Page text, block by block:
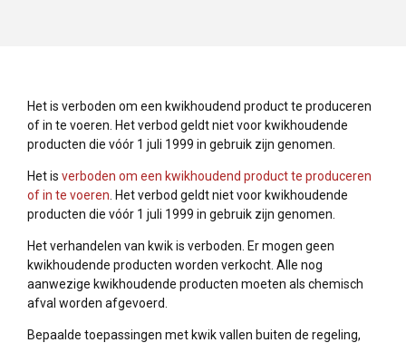
Het is verboden om een kwikhoudend product te produceren
of in te voeren. Het verbod geldt niet voor kwikhoudende
producten die vóór 1 juli 1999 in gebruik zijn genomen.
Het is verboden om een kwikhoudend product te produceren
of in te voeren . Het verbod geldt niet voor kwikhoudende
producten die vóór 1 juli 1999 in gebruik zijn genomen.
Het verhandelen van kwik is verboden. Er mogen geen
kwikhoudende producten worden verkocht. Alle nog
aanwezige kwikhoudende producten moeten als chemisch
afval worden afgevoerd.
Bepaalde toepassingen met kwik vallen buiten de regeling,